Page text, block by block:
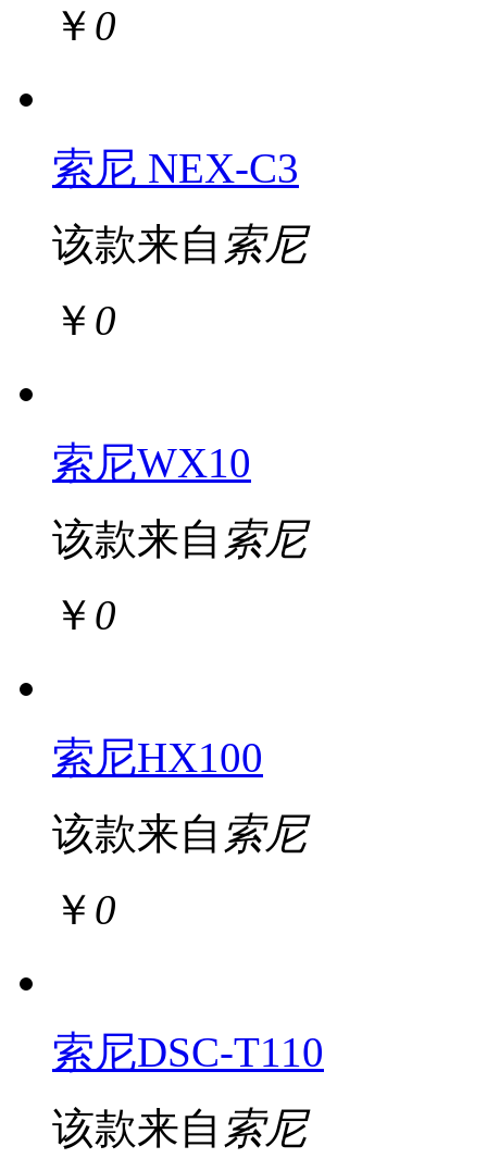
￥ 0
索尼 NEX-C3
该款来自 索尼
￥ 0
索尼WX10
该款来自 索尼
￥ 0
索尼HX100
该款来自 索尼
￥ 0
索尼DSC-T110
该款来自 索尼